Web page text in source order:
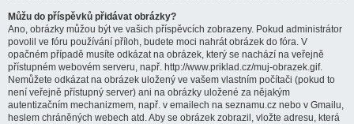
Můžu do příspěvků přidávat obrázky?
Ano, obrázky můžou být ve vašich příspěvcích zobrazeny. Pokud administrátor
povolil ve fóru používání příloh, budete moci nahrát obrázek do fóra. V
opačném případě musíte odkázat na obrázek, který se nachází na veřejně
přístupném webovém serveru, např. http://www.priklad.cz/muj-obrazek.gif.
Nemůžete odkázat na obrázek uložený ve vašem vlastním počítači (pokud to
není veřejně přístupný server) ani na obrázky uložené za nějakým
autentizačním mechanizmem, např. v emailech na seznamu.cz nebo v Gmailu,
heslem chráněných webech atd. Aby se obrázek zobrazil, vložte adresu, která